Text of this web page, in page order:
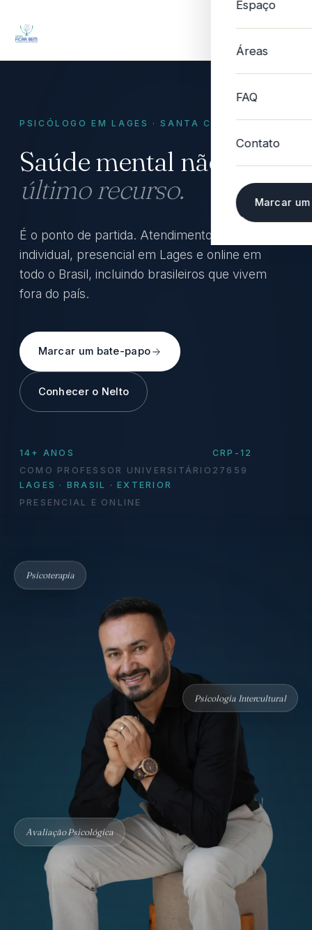
Espaço
Áreas
FAQ
Contato
Marcar
PSICÓLOGO EM LAGES · SANTA CATARINA
Saúde mental não é
último recurso.
É o ponto de partida. Atendimento clínico
individual, presencial em Lages e online em
todo o Brasil, incluindo brasileiros que vivem
fora do país.
Marcar um bate-papo
Conhecer o Nelto
14+ ANOS
COMO PROFESSOR UNIVERSITÁRIO
CRP-12
27659
LAGES · BRASIL · EXTERIOR
PRESENCIAL E ONLINE
Psicoterapia
Psicologia Intercultural
Avaliação Psicológica